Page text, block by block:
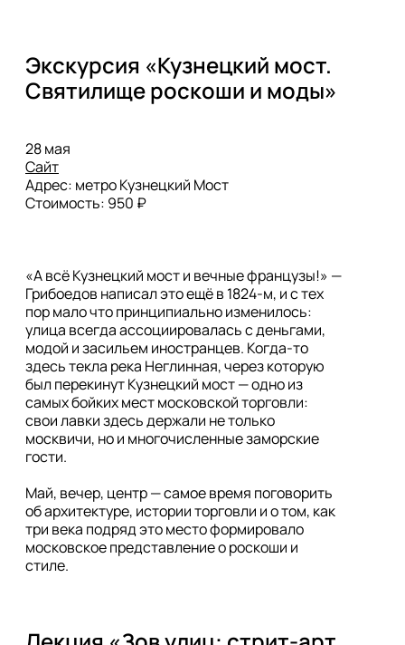
Экскурсия «Кузнецкий мост.
Святилище роскоши и моды»
Сайт
Адрес: метро Кузнецкий Мост
Стоимость: 950 ₽
«А всё Кузнецкий мост и вечные французы!» —
Грибоедов написал это ещё в 1824-м, и с тех
пор мало что принципиально изменилось:
улица всегда ассоциировалась с деньгами,
модой и засильем иностранцев. Когда-то
здесь текла река Неглинная, через которую
был перекинут Кузнецкий мост — одно из
самых бойких мест московской торговли:
свои лавки здесь держали не только
москвичи, но и многочисленные заморские
гости.
Май, вечер, центр — самое время поговорить
об архитектуре, истории торговли и о том, как
три века подряд это место формировало
московское представление о роскоши и
стиле.